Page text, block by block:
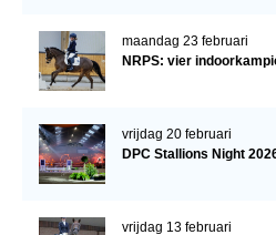
maandag 23 februari
NRPS: vier
vrijdag 20 februari
DPC Stallions Night
vrijdag 13 februari